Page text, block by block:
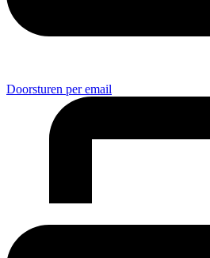
Doorsturen per email